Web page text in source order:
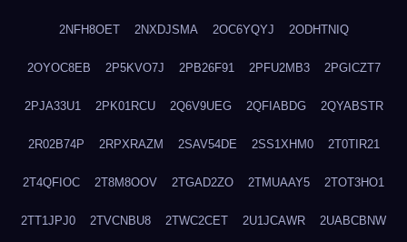
2NFH8OET 2NXDJSMA 2OC6YQYJ 2ODHTNIQ
2OYOC8EB 2P5KVO7J 2PB26F91 2PFU2MB3 2PGICZT7
2PJA33U1 2PK01RCU 2Q6V9UEG 2QFIABDG 2QYABSTR
2R02B74P 2RPXRAZM 2SAV54DE 2SS1XHM0 2T0TIR21
2T4QFIOC 2T8M8OOV 2TGAD2ZO 2TMUAAY5 2TOT3HO1
2TT1JPJ0 2TVCNBU8 2TWC2CET 2U1JCAWR 2UABCBNW